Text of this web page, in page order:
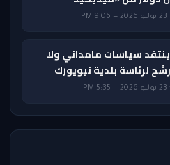
سياسات مامداني ولا
لرئاسة بلدية نيويورك